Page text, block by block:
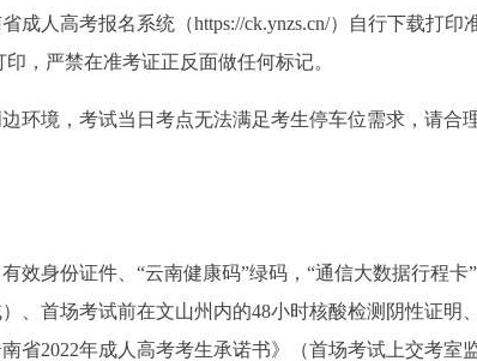
成人高考报名系统（https://ck.ynzs.cn/）自行下载打印
，严禁在准考证正反面做任何标记。
环境，考试当日考点无法满足考生停车位需求，请合
效身份证件、“云南健康码”绿码，“通信大数据行程卡
、首场考试前在文山州内的48小时核酸检测阴性证明
省2022年成人高考考生承诺书》（首场考试上交考室